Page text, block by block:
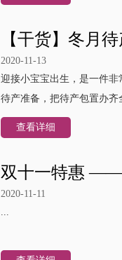
【干货】冬月
2020-11-13
迎接小宝宝出生，是一件
待产准备，把待产包置办
查看详细
双十一特惠 ——
2020-11-11
...